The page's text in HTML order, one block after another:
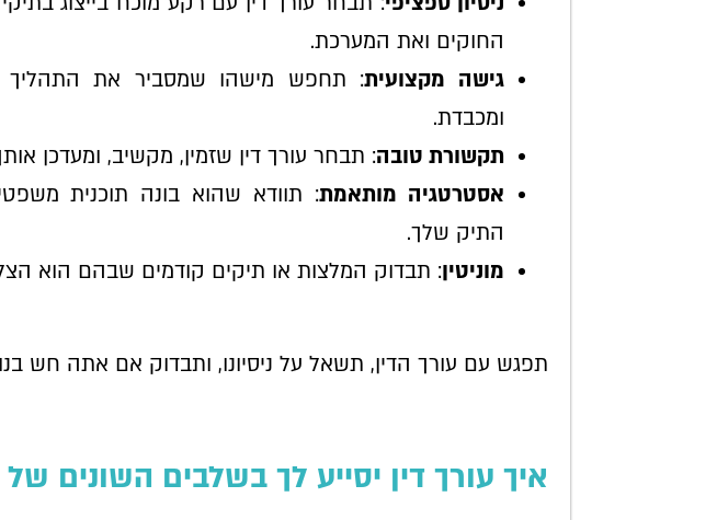
החוקים ואת המערכת.
גישה מקצועית: תחפש מישהו שמסביר את התהליך
ומכבדת.
תקשורת טובה: תבחר עורך דין שזמין, מקשיב, ומעדכן
אסטרטגיה מותאמת: תוודא שהוא בונה תוכנית
התיק שלך.
מוניטין: תבדוק המלצות או תיקים קודמים שבהם הוא
תפגש עם עורך הדין, תשאל על ניסיונו, ותבדוק אם אתה חש
איך עורך דין יסייע לך בשלבים השונים